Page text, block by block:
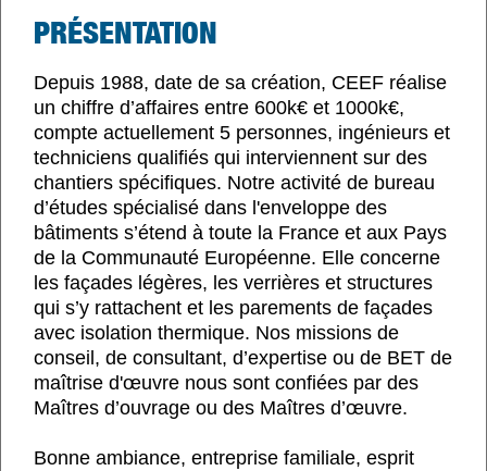
PRÉSENTATION
Depuis 1988, date de sa création, CEEF réalise
un chiffre d’affaires entre 600k€ et 1000k€,
compte actuellement 5 personnes, ingénieurs et
techniciens qualifiés qui interviennent sur des
chantiers spécifiques. Notre activité de bureau
d’études spécialisé dans l'enveloppe des
bâtiments s’étend à toute la France et aux Pays
de la Communauté Européenne. Elle concerne
les façades légères, les verrières et structures
qui s’y rattachent et les parements de façades
avec isolation thermique. Nos missions de
conseil, de consultant, d’expertise ou de BET de
maîtrise d'œuvre nous sont confiées par des
Maîtres d’ouvrage ou des Maîtres d’œuvre.
Bonne ambiance, entreprise familiale, esprit